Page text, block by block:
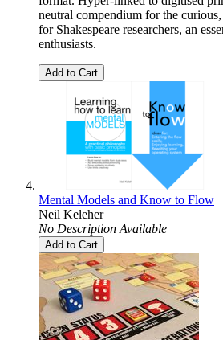
neutral compendium for the
for Shakespeare researchers, an
enthusiasts.
Add to Cart
Mental Models and Know to Flow
Neil Keleher
No Description Available
Add to Cart